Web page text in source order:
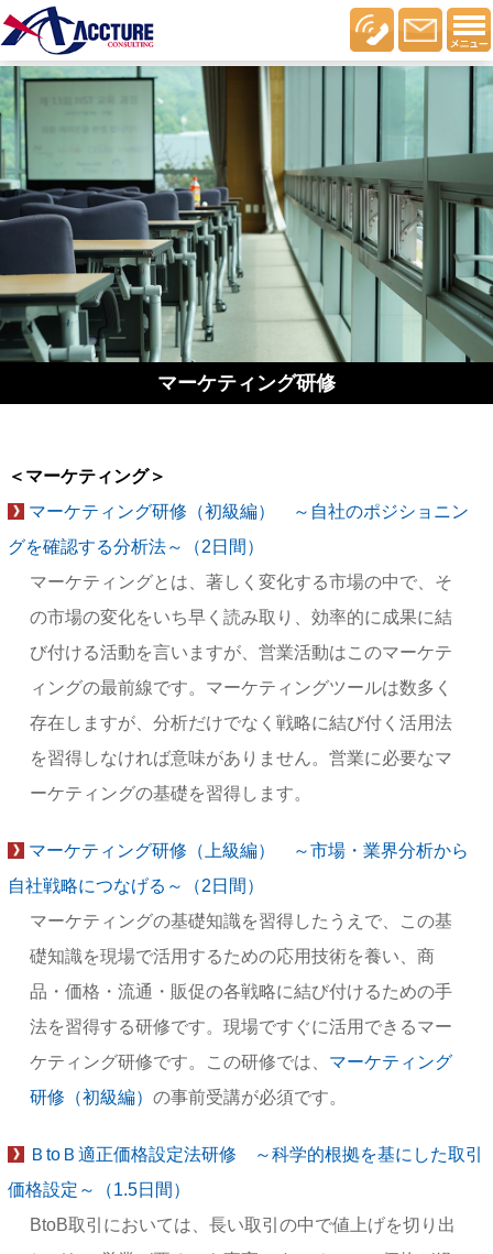
マーケティング研修
＜マーケティング＞
マーケティング研修（初級編） ～自社のポジショニン
グを確認する分析法～（2日間）
マーケティングとは、著しく変化する市場の中で、そ
の市場の変化をいち早く読み取り、効率的に成果に結
び付ける活動を言いますが、営業活動はこのマーケテ
ィングの最前線です。マーケティングツールは数多く
存在しますが、分析だけでなく戦略に結び付く活用法
を習得しなければ意味がありません。営業に必要なマ
ーケティングの基礎を習得します。
マーケティング研修（上級編） ～市場・業界分析から
自社戦略につなげる～（2日間）
マーケティングの基礎知識を習得したうえで、この基
礎知識を現場で活用するための応用技術を養い、商
品・価格・流通・販促の各戦略に結び付けるための手
法を習得する研修です。現場ですぐに活用できるマー
ケティング研修です。この研修では、 マーケティング
研修（初級編） の事前受講が必須です。
ＢtoＢ適正価格設定法研修 ～科学的根拠を基にした取引
価格設定～（1.5日間）
BtoB取引においては、長い取引の中で値上げを切り出